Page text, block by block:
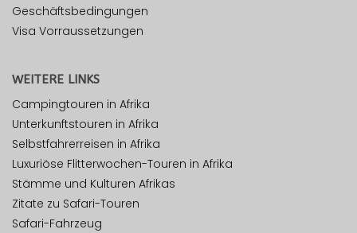
Geschäftsbedingungen
Visa Vorraussetzungen
WEITERE LINKS
Campingtouren in Afrika
Unterkunftstouren in Afrika
Selbstfahrerreisen in Afrika
Luxuriöse Flitterwochen-Touren in Afrika
Stämme und Kulturen Afrikas
Zitate zu Safari-Touren
Safari-Fahrzeug